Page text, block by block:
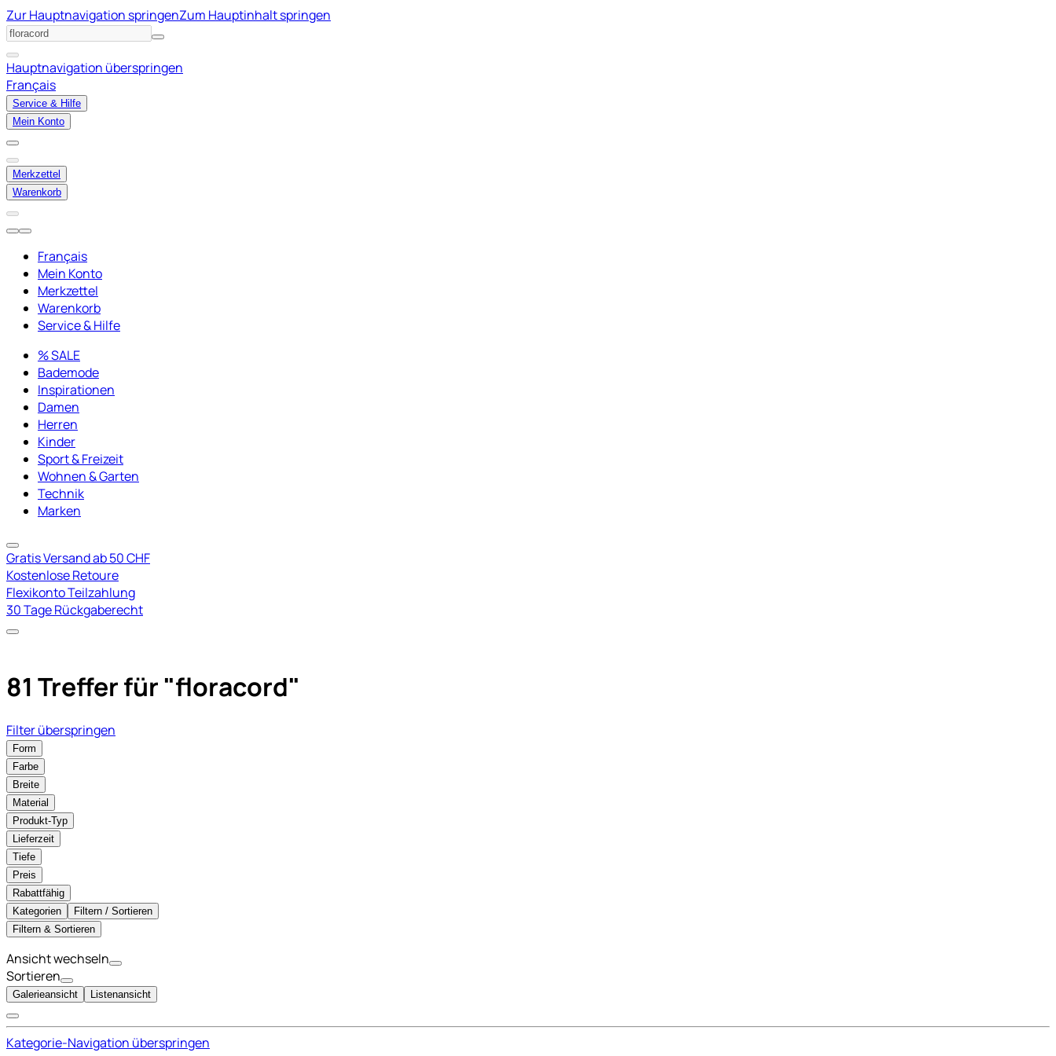
Zur Hauptnavigation springenZum Hauptinhalt springen
Hauptnavigation überspringen
Français
Service & Hilfe
Mein Konto
Merkzettel
Warenkorb
Français
Mein Konto
Merkzettel
Warenkorb
Service & Hilfe
% SALE
Bademode
Inspirationen
Damen
Herren
Kinder
Sport & Freizeit
Wohnen & Garten
Technik
Marken
Gratis Versand ab 50 CHF
Kostenlose Retoure
Flexikonto Teilzahlung
30 Tage Rückgaberecht
81 Treffer für "floracord"
Filter überspringen
Form
Farbe
Breite
Material
Produkt-Typ
Lieferzeit
Tiefe
Preis
Rabattfähig
Kategorien
Filtern / Sortieren
Filtern & Sortieren
Ansicht wechseln
Sortieren
Galerieansicht Listenansicht
Kategorie-Navigation überspringen